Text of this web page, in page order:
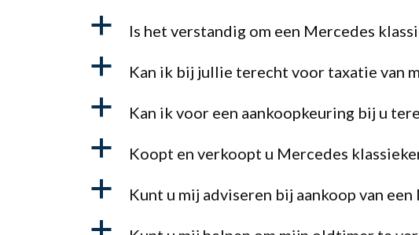
a Is het verstandig om een Mercedes
a Kan ik bij jullie terecht voor taxatie van
a Kan ik voor een aankoopkeuring bij u
a Koopt en verkoopt u Mercedes
a Kunt u mij adviseren bij aankoop van
a